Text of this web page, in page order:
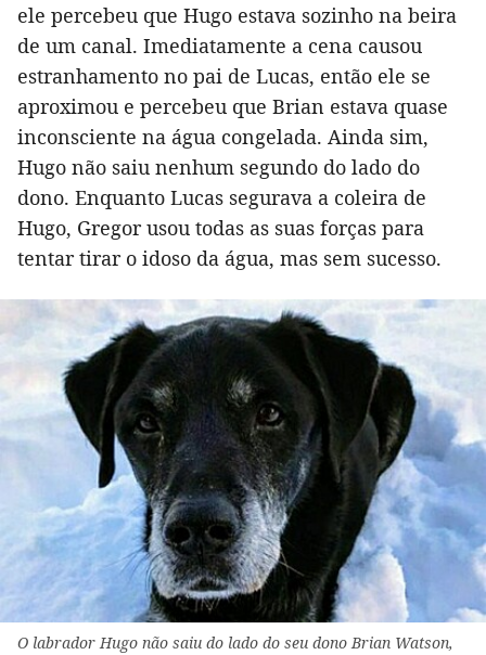
ele percebeu que Hugo estava sozinho na beira
de um canal. Imediatamente a cena causou
estranhamento no pai de Lucas, então ele se
aproximou e percebeu que Brian estava quase
inconsciente na água congelada. Ainda sim,
Hugo não saiu nenhum segundo do lado do
dono. Enquanto Lucas segurava a coleira de
Hugo, Gregor usou todas as suas forças para
tentar tirar o idoso da água, mas sem sucesso.
O labrador Hugo não saiu do lado do seu dono Brian Watson,